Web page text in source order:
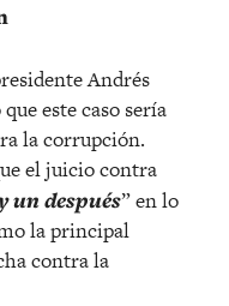
Andrés
este caso sería
la corrupción.
el juicio contra
un después” en lo
la principal
contra la